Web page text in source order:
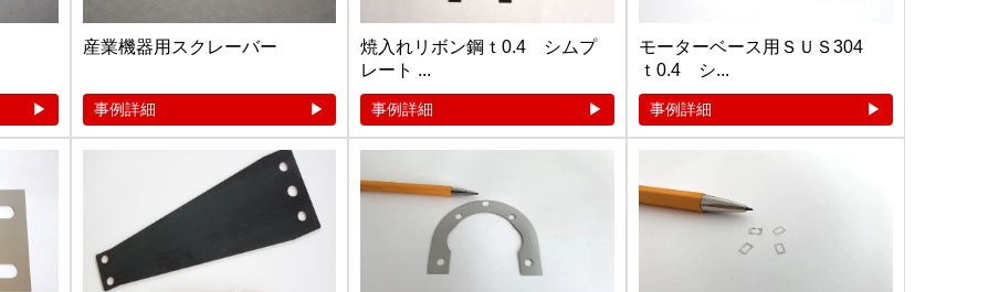
産業機器用スクレーバー
事例詳細
焼入れリボン鋼ｔ0.4 シムプ
レート ...
事例詳細
モーターベース用ＳＵＳ304
ｔ0.4 シ...
事例詳細